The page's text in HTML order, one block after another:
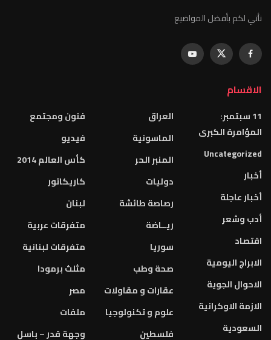
نأتي لكم بأفضل المواضيع
الاقسام
11 سبتمبر:
المؤامرة الكبرى
Uncategorized
أخبار
أخبار عاجلة
أدب وشعر
اقتصاد
الابراج اليومية
الاحوال الجوية
الازمة الاوكرانية
السعودية
العراق
الماسونية
المنبر الحر
دوليات
رصاصة طائشة
ريــاضة
سوريا
صحة وطب
عقارات و مقاولات
علوم و تكنولوجيا
فلسطين
فنون ومجتمع
فيديو
كأس العالم 2014
كاريكاتور
لبنان
متفرقات عربية
متفرقات لبنانية
مثلث برمودا
مصر
ملفات
وجهة قدر – باسل